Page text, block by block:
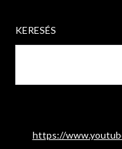
KERESÉS
https://